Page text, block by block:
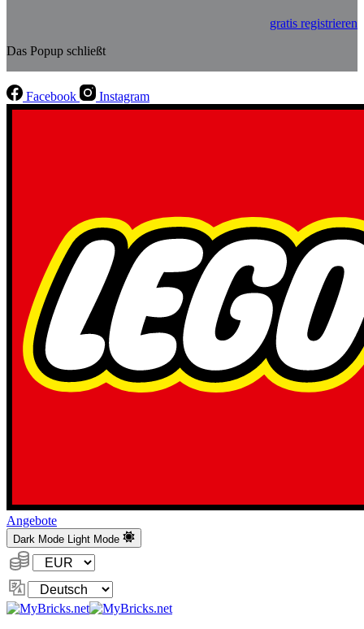
gratis registrieren
Das Popup schließt
Facebook Instagram
Angebote
Dark Mode Light Mode
Währung:
Sprache
ändern